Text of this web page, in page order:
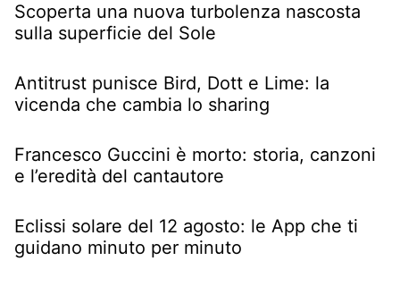
Scoperta una nuova turbolenza nascosta
sulla superficie del Sole
Antitrust punisce Bird, Dott e Lime: la
vicenda che cambia lo sharing
Francesco Guccini è morto: storia, canzoni
e l’eredità del cantautore
Eclissi solare del 12 agosto: le App che ti
guidano minuto per minuto